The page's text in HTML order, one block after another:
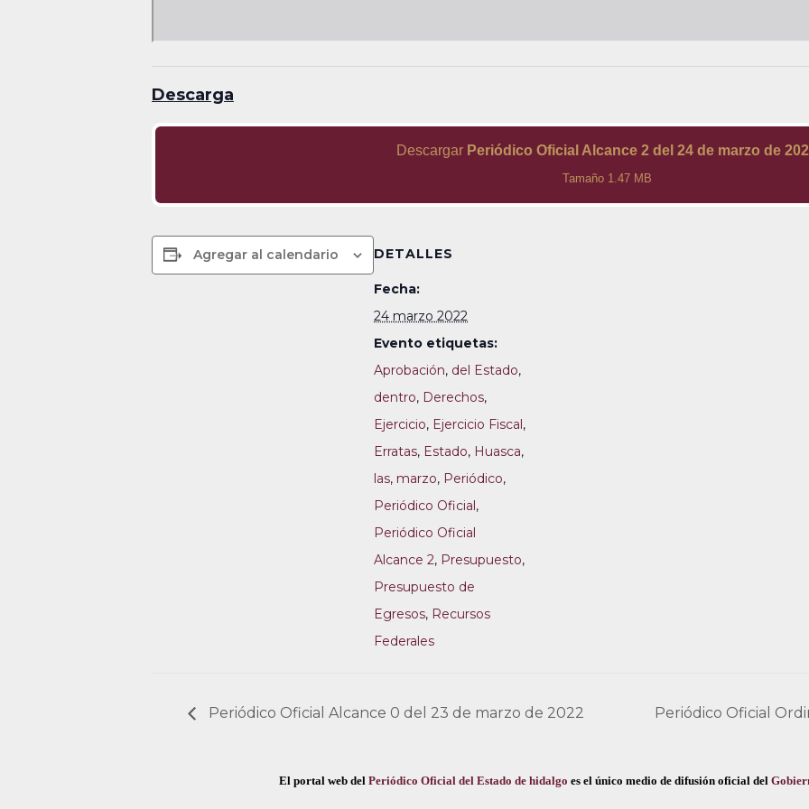
Descarga
Descargar Periódico Oficial Alcance 2 del 24 de marzo de
Tamaño 1.47 MB
Agregar al calendario DETALLES
Fecha:
24 marzo 2022
Evento etiquetas:
Aprobación, del Estado,
dentro, Derechos,
Ejercicio, Ejercicio Fiscal,
Erratas, Estado, Huasca,
las, marzo, Periódico,
Periódico Oficial,
Periódico Oficial
Alcance 2, Presupuesto,
Presupuesto de
Egresos, Recursos
Federales
Periódico Oficial Alcance 0 del 23 de marzo de 2022 Periódico Oficial
El portal web del Periódico Oficial del Estado de hidalgo es el único medio de difusión oficial del